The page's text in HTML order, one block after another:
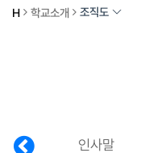
H 학교소개 조직도
인사말